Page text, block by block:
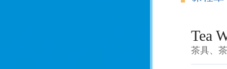
Tea
茶具、